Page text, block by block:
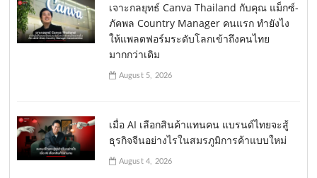
เจาะกลยุทธ์ Canva Thailand กับคุณ แม็กซ์-
ภัคพล Country Manager คนแรก ทำยังไง
ให้แพลตฟอร์มระดับโลกเข้าถึงคนไทย
มากกว่าเดิม
August 5, 2026
เมื่อ AI เลือกสินค้าแทนคน แบรนด์ไทยจะสู้
ธุรกิจจีนอย่างไรในสมรภูมิการค้าแบบใหม่
August 4, 2026